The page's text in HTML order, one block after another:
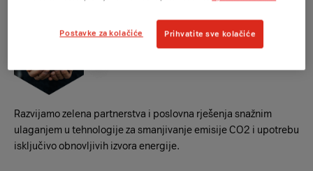
Razvijamo zelena partnerstva i poslovna rješenja snažnim
ulaganjem u tehnologije za smanjivanje emisije CO2 i upotrebu
isključivo obnovljivih izvora energije.
Postavke za kolačiće Prihvatite sve kolačiće